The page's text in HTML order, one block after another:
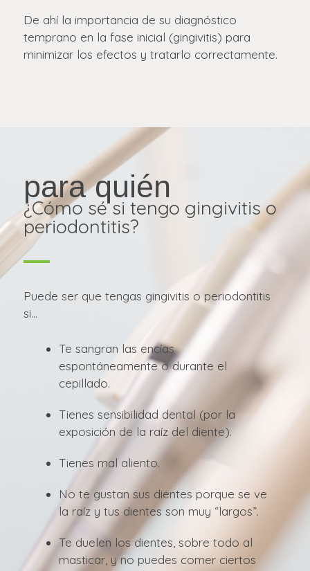
De ahí la importancia de su diagnóstico
temprano en la fase inicial (gingivitis) para
minimizar los efectos y tratarlo correctamente.
para quién
¿Cómo sé si tengo gingivitis o
periodontitis?
Puede ser que tengas gingivitis o periodontitis
si…
Te sangran las encías
espontáneamente o durante el
cepillado.
Tienes sensibilidad dental (por la
exposición de la raíz del diente).
Tienes mal aliento.
No te gustan sus dientes porque se ve
la raíz y tus dientes son muy “largos”.
Te duelen los dientes, sobre todo al
masticar, y no puedes comer ciertos